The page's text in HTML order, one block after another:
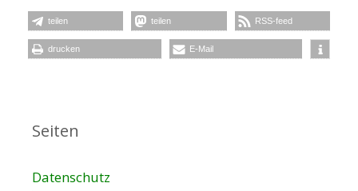
teilen teilen RSS-feed
drucken E-Mail
Seiten
Datenschutz